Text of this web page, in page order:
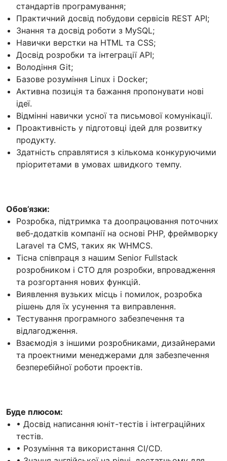
стандартів програмування;
Практичний досвід побудови сервісів REST API;
Знання та досвід роботи з MySQL;
Навички верстки на HTML та CSS;
Досвід розробки та інтеграції API;
Володіння Git;
Базове розуміння Linux і Docker;
Активна позиція та бажання пропонувати нові
ідеї.
Відмінні навички усної та письмової комунікації.
Проактивність у підготовці ідей для розвитку
продукту.
Здатність справлятися з кількома конкуруючими
пріоритетами в умовах швидкого темпу.
Обов’язки:
Розробка, підтримка та доопрацювання поточних
веб-додатків компанії на основі PHP, фреймворку
Laravel та CMS, таких як WHMCS.
Тісна співпраця з нашим Senior Fullstack
розробником і CTO для розробки, впровадження
та розгортання нових функцій.
Виявлення вузьких місць і помилок, розробка
рішень для їх усунення та виправлення.
Тестування програмного забезпечення та
відлагодження.
Взаємодія з іншими розробниками, дизайнерами
та проектними менеджерами для забезпечення
безперебійної роботи проектів.
Буде плюсом:
• Досвід написання юніт-тестів і інтеграційних
тестів.
• Розуміння та використання CI/CD.